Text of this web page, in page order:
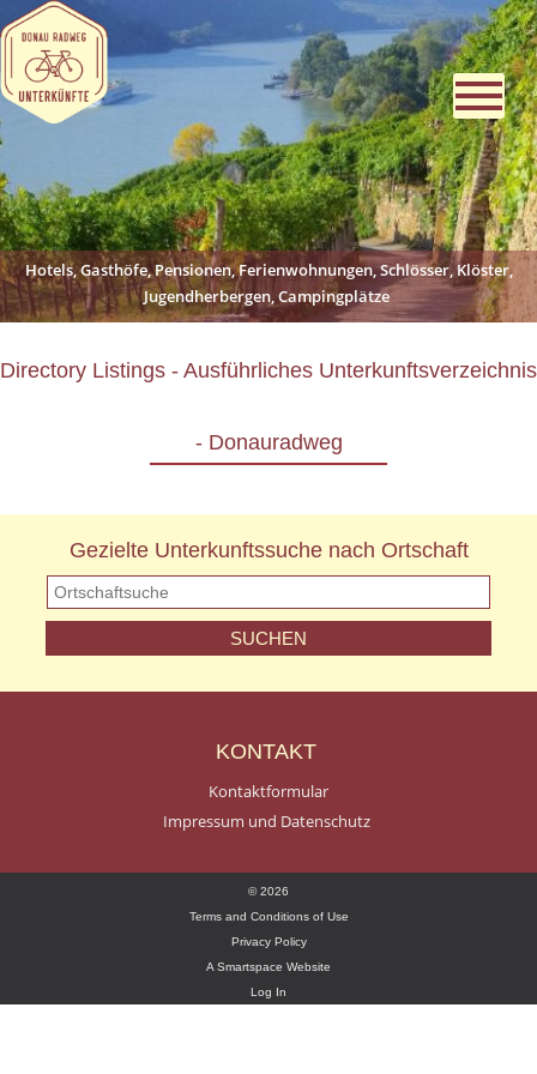
Hotels, Gasthöfe, Pensionen, Ferienwohnungen, Schlösser, Klöster,
Jugendherbergen, Campingplätze
Directory Listings - Ausführliches Unterkunftsverzeichnis
- Donauradweg
Gezielte Unterkunftssuche nach Ortschaft
KONTAKT
Kontaktformular
Impressum und Datenschutz
© 2026
Terms and Conditions of Use
Privacy Policy
A Smartspace Website
Log In